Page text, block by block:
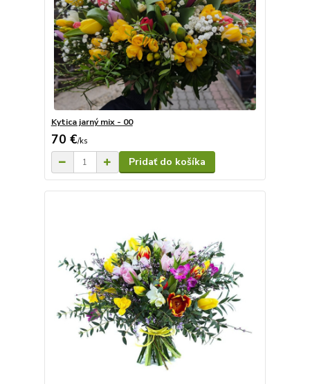
Kytica jarný mix - 00
70 €/ks
Pridať do košíka